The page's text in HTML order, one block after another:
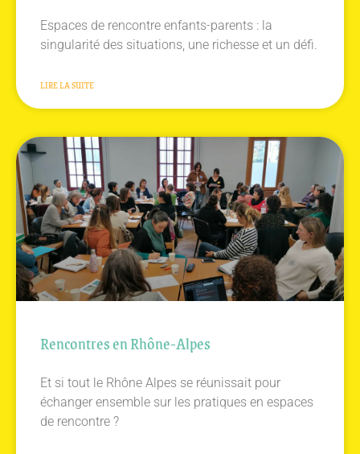
Espaces de rencontre enfants-parents : la
singularité des situations, une richesse et un défi.
LIRE LA SUITE
Rencontres en Rhône-Alpes
Et si tout le Rhône Alpes se réunissait pour
échanger ensemble sur les pratiques en espaces
de rencontre ?